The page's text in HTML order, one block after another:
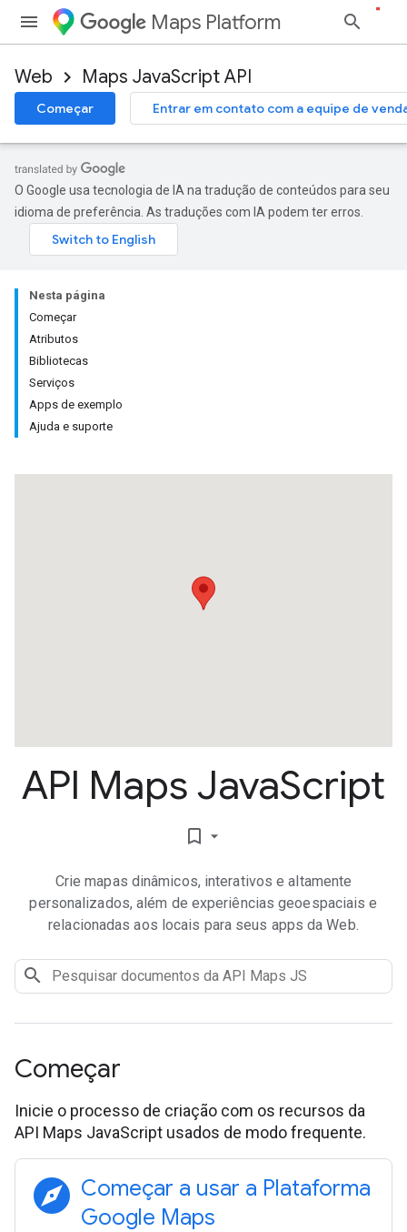
Maps Platform
Web Maps JavaScript API
Começar Entrar em contato com a equipe de
O Google usa tecnologia de IA na tradução de conteúdos para seu
idioma de preferência. As traduções com IA podem ter erros.
Nesta página
Começar
Atributos
Bibliotecas
Serviços
Apps de exemplo
Ajuda e suporte
API Maps JavaScript
bookmark_border
Crie mapas dinâmicos, interativos e altamente
personalizados, além de experiências geoespaciais e
relacionadas aos locais para seus apps da Web.
Começar
Inicie o processo de criação com os recursos da
API Maps JavaScript usados de modo frequente.
explore Começar a usar a Plataforma
Google Maps